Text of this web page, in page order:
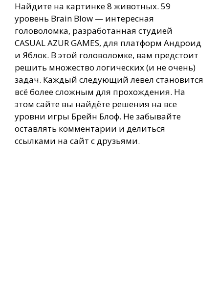
Найдите на картинке 8 животных. 59
уровень Brain Blow — интересная
головоломка, разработанная студией
CASUAL AZUR GAMES, для платформ Андроид
и Яблок. В этой головоломке, вам предстоит
решить множество логических (и не очень)
задач. Каждый следующий левел становится
всё более сложным для прохождения. На
этом сайте вы найдёте решения на все
уровни игры Брейн Блоф. Не забывайте
оставлять комментарии и делиться
ссылками на сайт с друзьями.